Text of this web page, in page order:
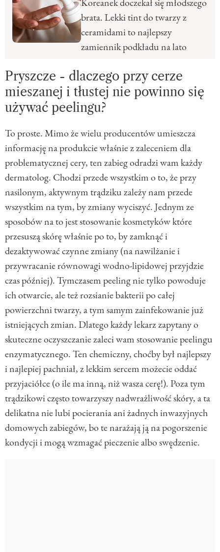
Koreanek doczekał się młodszego
brata. Lekki tint do twarzy z
ceramidami to najlepszy
zamiennik podkładu na lato
Pryszcze - dlaczego przy cerze
mieszanej i tłustej nie powinno się
używać peelingu?
To proste. Mimo że wielu producentów umieszcza
informację na produkcie właśnie z zaleceniem dla
problematycznej cery, ten zabieg odradzi wam każdy
dermatolog. Chodzi przede wszystkim o to, że przy
nasilonym, aktywnym trądziku zależy nam przede
wszystkim na tym, by zmiany wyciszyć. Jednym ze
sposobów na to jest stosowanie kosmetyków które
przesuszą skórę właśnie po to, by zamknąć i
dezaktywować czynne zmiany (na nawilżanie i
przywracanie równowagi wodno-lipidowej przyjdzie
czas później). Tymczasem peeling nie tylko powoduje
ich otwarcie, ale też rozsianie bakterii po całej
powierzchni twarzy, a tym samym zainfekowanie już
istniejących zmian. Dlatego każdy lekarz zapytany o
skuteczne oczyszczanie zaleci wam stosowanie peelingu
enzymatycznego. Ten chemiczny, choćby był najlepszy
i najlepiej pachniał, z lekkim sercem możecie oddać
przyjaciółce (o ile ma inną, niż wasza cerę!). Poza tym
trądzikowi często towarzyszy nadwrażliwość skóry, a ta
delikatna nie lubi pocierania ani żadnych inwazyjnych
domowych zabiegów, bo te narażają ją na pogorszenie
kondycji i mogą wzmagać pieczenie albo swędzenie.